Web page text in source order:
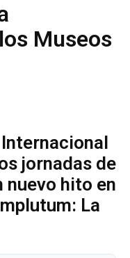
Museos
jornadas de
nuevo hito en
La